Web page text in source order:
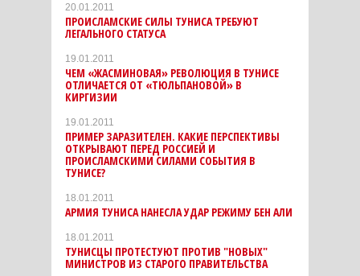
20.01.2011
ПРОИСЛАМСКИЕ СИЛЫ ТУНИСА ТРЕБУЮТ
ЛЕГАЛЬНОГО СТАТУСА
19.01.2011
ЧЕМ «ЖАСМИНОВАЯ» РЕВОЛЮЦИЯ В ТУНИСЕ
ОТЛИЧАЕТСЯ ОТ «ТЮЛЬПАНОВОЙ» В
КИРГИЗИИ
19.01.2011
ПРИМЕР ЗАРАЗИТЕЛЕН. КАКИЕ ПЕРСПЕКТИВЫ
ОТКРЫВАЮТ ПЕРЕД РОССИЕЙ И
ПРОИСЛАМСКИМИ СИЛАМИ СОБЫТИЯ В
ТУНИСЕ?
18.01.2011
АРМИЯ ТУНИСА НАНЕСЛА УДАР РЕЖИМУ БЕН АЛИ
18.01.2011
ТУНИСЦЫ ПРОТЕСТУЮТ ПРОТИВ "НОВЫХ"
МИНИСТРОВ ИЗ СТАРОГО ПРАВИТЕЛЬСТВА